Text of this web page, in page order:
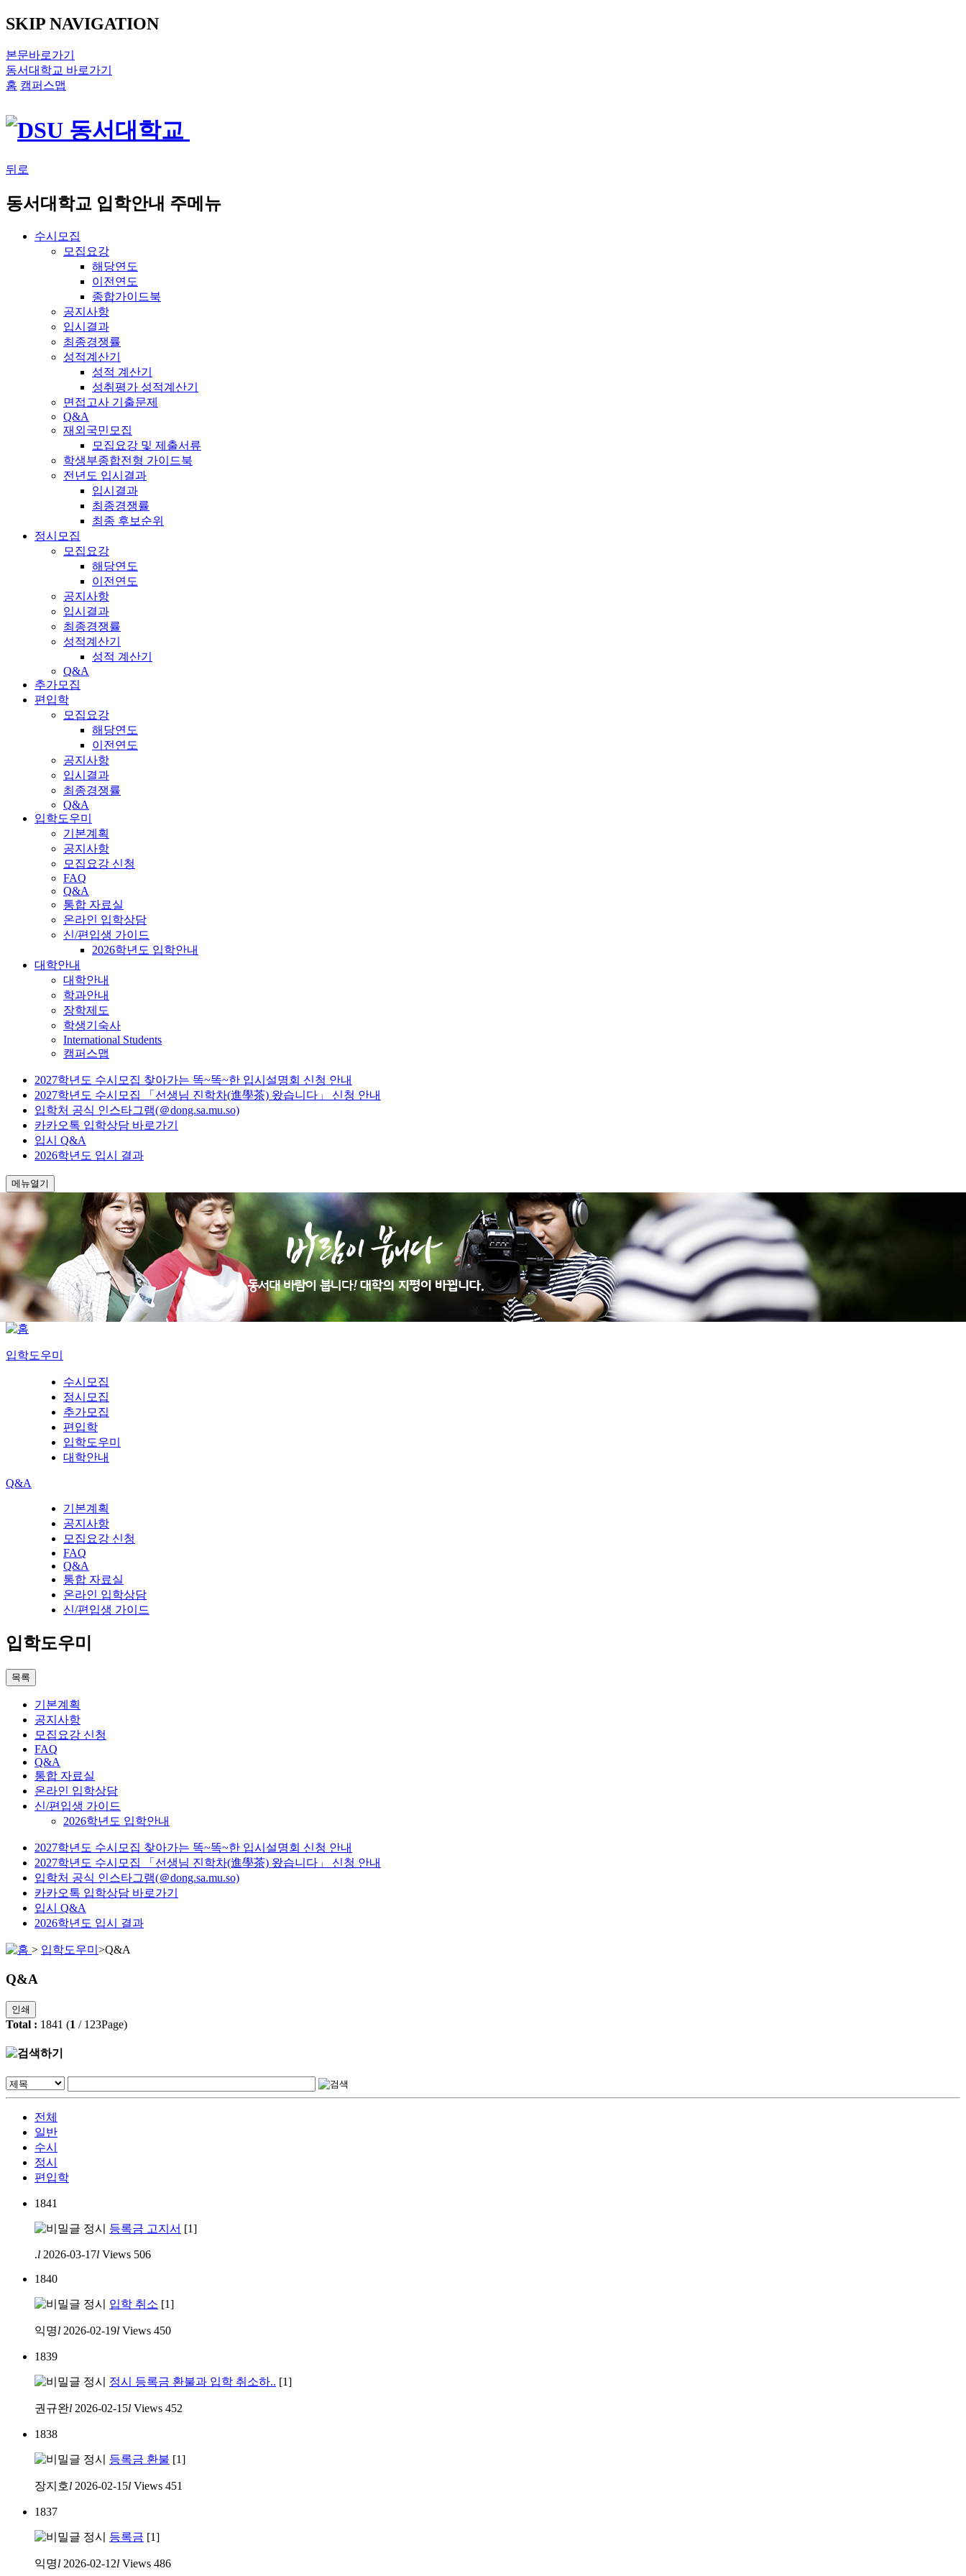
SKIP NAVIGATION
본문바로가기
동서대학교 바로가기
홈 캠퍼스맵
뒤로
동서대학교 입학안내 주메뉴
수시모집
모집요강
해당연도
이전연도
종합가이드북
공지사항
입시결과
최종경쟁률
성적계산기
성적 계산기
성취평가 성적계산기
면접고사 기출문제
Q&A
재외국민모집
모집요강 및 제출서류
학생부종합전형 가이드북
전년도 입시결과
입시결과
최종경쟁률
최종 후보순위
정시모집
모집요강
해당연도
이전연도
공지사항
입시결과
최종경쟁률
성적계산기
성적 계산기
Q&A
추가모집
편입학
모집요강
해당연도
이전연도
공지사항
입시결과
최종경쟁률
Q&A
입학도우미
기본계획
공지사항
모집요강 신청
FAQ
Q&A
통합 자료실
온라인 입학상담
신/편입생 가이드
2026학년도 입학안내
대학안내
대학안내
학과안내
장학제도
학생기숙사
International Students
캠퍼스맵
2027학년도 수시모집 찾아가는 똑~똑~한 입시설명회 신청 안내
2027학년도 수시모집 「선생님 진학차(進學茶) 왔습니다」 신청 안내
입학처 공식 인스타그램(＠dong.sa.mu.so)
카카오톡 입학상담 바로가기
입시 Q&A
2026학년도 입시 결과
메뉴열기
입학도우미
수시모집
정시모집
추가모집
편입학
입학도우미
대학안내
Q&A
기본계획
공지사항
모집요강 신청
FAQ
Q&A
통합 자료실
온라인 입학상담
신/편입생 가이드
입학도우미
목록
기본계획
공지사항
모집요강 신청
FAQ
Q&A
통합 자료실
온라인 입학상담
신/편입생 가이드
2026학년도 입학안내
2027학년도 수시모집 찾아가는 똑~똑~한 입시설명회 신청 안내
2027학년도 수시모집 「선생님 진학차(進學茶) 왔습니다」 신청 안내
입학처 공식 인스타그램(＠dong.sa.mu.so)
카카오톡 입학상담 바로가기
입시 Q&A
2026학년도 입시 결과
> 입학도우미 >Q&A
Q&A
인쇄
Total : 1841 (1 / 123Page)
전체
일반
수시
정시
편입학
1841
정시 등록금 고지서 [1]
.l 2026-03-17l Views 506
1840
정시 입학 취소 [1]
익명l 2026-02-19l Views 450
1839
정시 정시 등록금 환불과 입학 취소하.. [1]
권규완l 2026-02-15l Views 452
1838
정시 등록금 환불 [1]
장지호l 2026-02-15l Views 451
1837
정시 등록금 [1]
익명l 2026-02-12l Views 486